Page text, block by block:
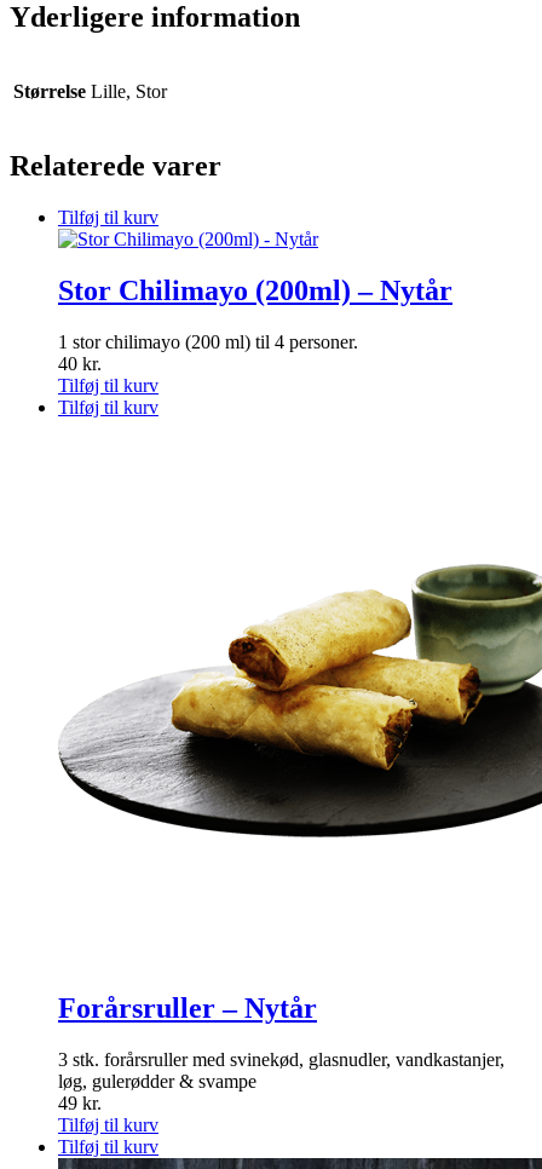
Yderligere information
Størrelse Lille, Stor
Relaterede varer
Tilføj til kurv
Stor Chilimayo (200ml) – Nytår
1 stor chilimayo (200 ml) til 4 personer.
40 kr.
Tilføj til kurv
Tilføj til kurv
Forårsruller – Nytår
3 stk. forårsruller med svinekød, glasnudler, vandkastanjer,
løg, gulerødder & svampe
49 kr.
Tilføj til kurv
Tilføj til kurv